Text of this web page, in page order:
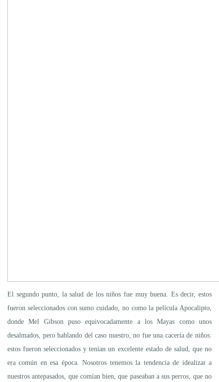
El segundo punto, la salud de los niños fue muy buena. Es decir, estos
fueron seleccionados con sumo cuidado, no como la película Apocalipto,
donde Mel Gibson puso equivocadamente a los Mayas como unos
desalmados, pero hablando del caso nuestro, no fue una cacería de niños:
estos fueron seleccionados y tenían un excelente estado de salud, que no
era común en esa época. Nosotros tenemos la tendencia de idealizar a
nuestros antepasados, que comían bien, que paseaban a sus perros, que no